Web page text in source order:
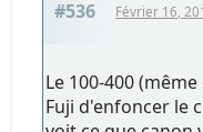
#536 Février 16,
Le 100-400
Fuji d'enfoncer le